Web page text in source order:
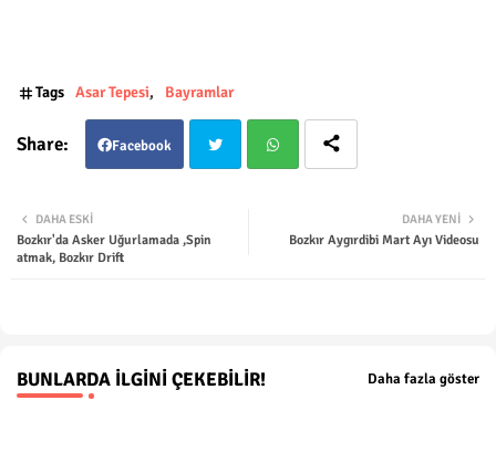
Tags Asar Tepesi Bayramlar
Facebook
ter
DAHA YENI
Bozkır Aygırdibi Mart Ayı Videosu
DAHA ESKI
Bozkır'da Asker Uğurlamada ,Spin
atmak, Bozkır Drift
BUNLARDA İLGINI ÇEKEBILIR! Daha fazla göster